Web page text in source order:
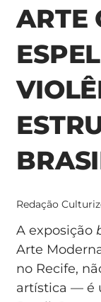
ARTE
Redação
A exposição
Arte
no Recife,
artística — é